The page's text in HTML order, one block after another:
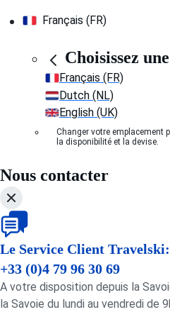
Français (FR)
Choisissez
Français (FR)
Dutch (NL)
English (UK)
Changer votre emplacement
la disponibilité et la devise.
Nous contacter
Le Service Client Travelski:
+33 (0)4 79 96 30 69
A votre disposition depuis la
la Savoie du lundi au vendredi de